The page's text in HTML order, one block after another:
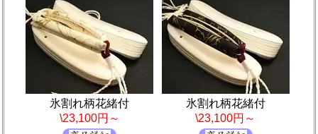
氷割れ柄花緒付
\23,100円～
氷割れ柄花緒付
\23,100円～